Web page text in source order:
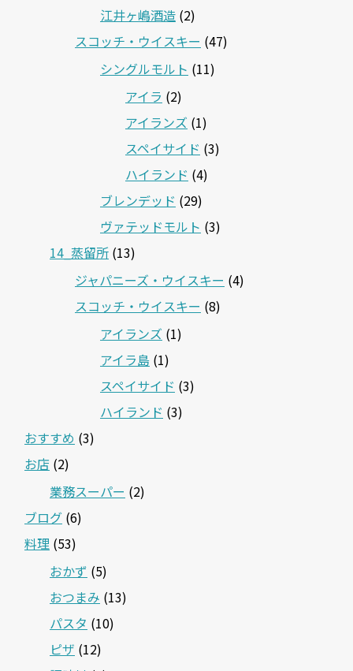
江井ヶ嶋酒造 (2)
スコッチ・ウイスキー (47)
シングルモルト (11)
アイラ (2)
アイランズ (1)
スペイサイド (3)
ハイランド (4)
ブレンデッド (29)
ヴァテッドモルト (3)
14_蒸留所 (13)
ジャパニーズ・ウイスキー (4)
スコッチ・ウイスキー (8)
アイランズ (1)
アイラ島 (1)
スペイサイド (3)
ハイランド (3)
おすすめ (3)
お店 (2)
業務スーパー (2)
ブログ (6)
料理 (53)
おかず (5)
おつまみ (13)
パスタ (10)
ピザ (12)